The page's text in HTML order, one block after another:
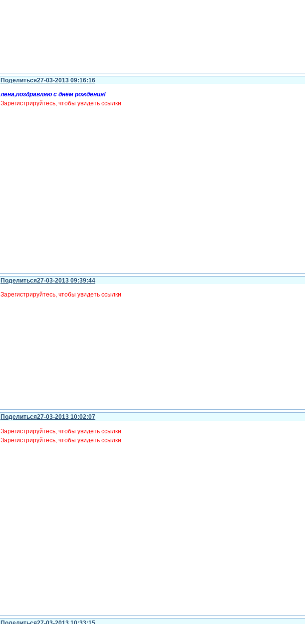
Поделиться27-03-2013 09:16:16
лена,поздравляю с днём рождения!
Зарегистрируйтесь, чтобы увидеть ссылки
Поделиться27-03-2013 09:39:44
Зарегистрируйтесь, чтобы увидеть ссылки
Поделиться27-03-2013 10:02:07
Зарегистрируйтесь, чтобы увидеть ссылки
Зарегистрируйтесь, чтобы увидеть ссылки